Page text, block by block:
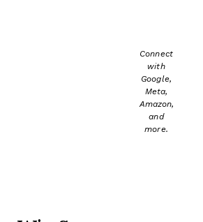
Connect
with
Google,
Meta,
Amazon,
and
more.